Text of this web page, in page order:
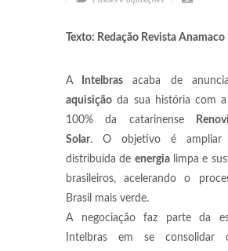
Texto: Redação Revista Anamaco
AIntelbras acaba de
aquisição da sua história com
100% da catarinense
Solar. O objetivo é ampliar
distribuída de energialimpa e
brasileiros, acelerando o
Brasil mais verde.
A negociação faz parte da
Intelbras em se consolidar